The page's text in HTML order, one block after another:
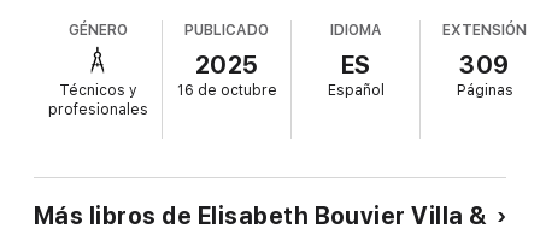
Desde el notariado digital hasta la empresa, la ciberseguridad y
la ética algorítmica, las ponencias de este quinto encuentro
examinan marcos legales, estándares técnicos, riesgos y
mejores prácticas para una inteligencia artificial confiable. Las
conferencias abordan la primacía de lo humano, la
transparencia, la supervisión humana y la gestión de riesgos,
Chile, Uruguay, Panamá, México, Perú y Ecuador, el libro ofrece
GÉNERO
Técnicos y
profesionales
PUBLICADO
2025
16 de octubre
IDIOMA
ES
Español
EXTENSIÓN
309
Páginas
Más libros de Elisabeth Bouvier Villa &